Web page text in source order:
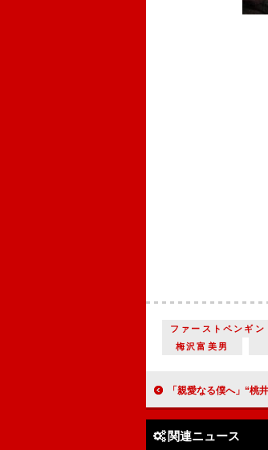
ファーストペンギン
梅沢富美男
「親愛なる僕へ」“桃井薫”桜井ユキと“猿渡”高嶋政宏
関連ニュース